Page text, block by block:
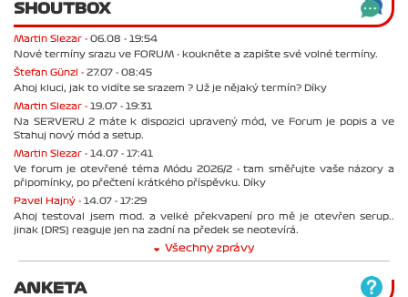
SHOUTBOX
Martin Slezar - 06.08 - 19:54
Nové termíny srazu ve FORUM - koukněte a zapište své volné termíny.
Štefan Günzl - 27.07 - 08:45
Ahoj kluci, jak to vidíte se srazem ? Už je nějaký termín? Díky
Martin Slezar - 19.07 - 19:31
Na SERVERU 2 máte k dispozici upravený mód, ve Forum je popis a ve
Stahuj nový mód a setup.
Martin Slezar - 14.07 - 17:41
Ve forum je otevřené téma Módu 2026/2 - tam směřujte vaše názory a
připomínky, po přečtení krátkého příspěvku. Díky
Pavel Hajný - 14.07 - 17:29
Ahoj testoval jsem mod. a velké překvapení pro mě je otevřen serup..
jinak (DRS) reaguje jen na zadní na předek se neotevírá.
Všechny zprávy
ANKETA